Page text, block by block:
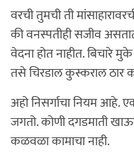
वरची तुमची ती
की वनस्पतीही सजीव
वेदना होत नाहीत. बिचारे
तसे चिरडाल कुस्कराल ठार
अहो निसर्गाचा नियम आहे.
जगतो. कोणी दगडमाती
कळवळा कामाचा नाही.